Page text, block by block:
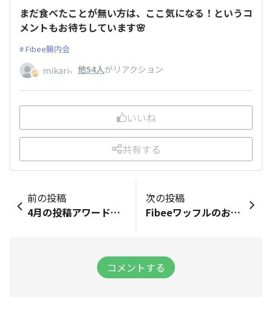
まだ食べたことが無い方は、ここ気になる！というコ
メントもお待ちしています🌸
Fibee腸内会
mikari、 他54人がリアクション
いいね
共有する
前の投稿
4月の投稿アワード発表🏆✨
次の投稿
Fibeeワッフルのおいしい食べ方をご紹介します♪
コメントする